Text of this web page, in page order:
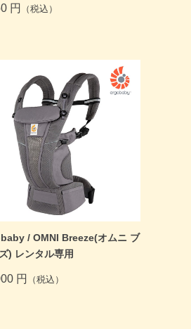
円 （税込）
/ OMNI Breeze(オムニ ブ
) レンタル専用
円 （税込）